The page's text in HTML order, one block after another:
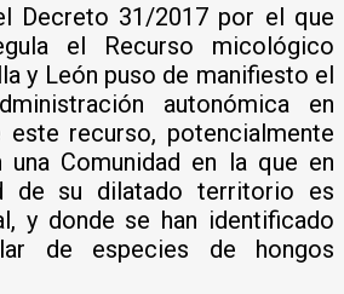
Decreto 31/2017 por el que
el Recurso micológico
y León puso de manifiesto el
autonómica en
recurso, potencialmente
una Comunidad en la que en
de su dilatado territorio es
y donde se han identificado
de especies de hongos